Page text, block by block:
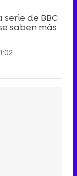
de BBC
saben más